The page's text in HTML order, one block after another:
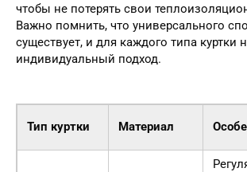
чтобы не потерять свои
Важно помнить, что универсального
существует, и для каждого типа куртки
индивидуальный подход.
Тип куртки Материал